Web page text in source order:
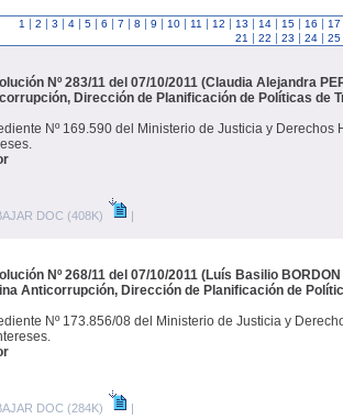
1 | 2 | 3 | 4 | 5 | 6 | 7 | 8 | 9 | 10 | 11 | 12 | 13 | 14 | 15 | 16 | 17
21 | 22 | 23 | 24 | 25
Nº 283/11 del 07/10/2011 (Claudia Alejandra
Dirección de Planificación de Políticas de
Nº 169.590 del Ministerio de Justicia y Derechos
DOC (408K) |
Nº 268/11 del 07/10/2011 (Luís Basilio
Anticorrupción, Dirección de Planificación de
Nº 173.856/08 del Ministerio de Justicia y
DOC (284K) |